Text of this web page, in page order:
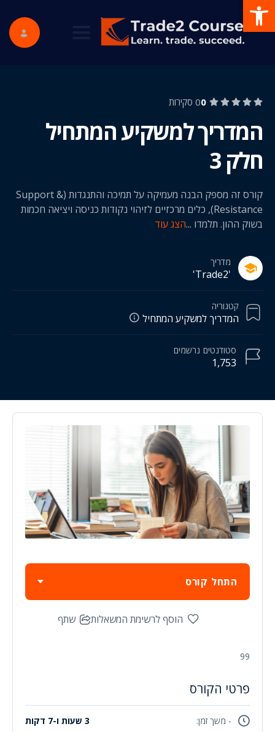
navigation
00 סקירות
המדריך למשקיע המתחיל
חלק 3
קורס זה מספק הבנה מעמיקה על תמיכה והתנגדות (Support &
Resistance), כלים מרכזיים לזיהוי נקודות כניסה ויציאה חכמות
בשוק ההון. תלמדו ...הצג עוד
מדריך
'Trade2'
קטגוריה
המדריך למשקיע המתחיל
1,753
סטודנטים נרשמים
התחל קורס
הוסף לרשימת המשאלות שתף
99
פרטי הקורס
- משך זמן: 3 שעות ו-7 דקות